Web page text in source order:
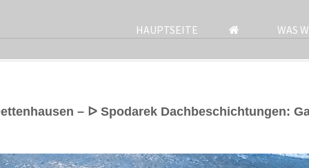
HAUPTSEITE WAS
– ᐅ Spodarek Dachbeschichtungen: